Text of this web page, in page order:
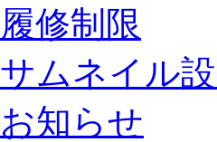
履修制限
サムネイル
お知らせ